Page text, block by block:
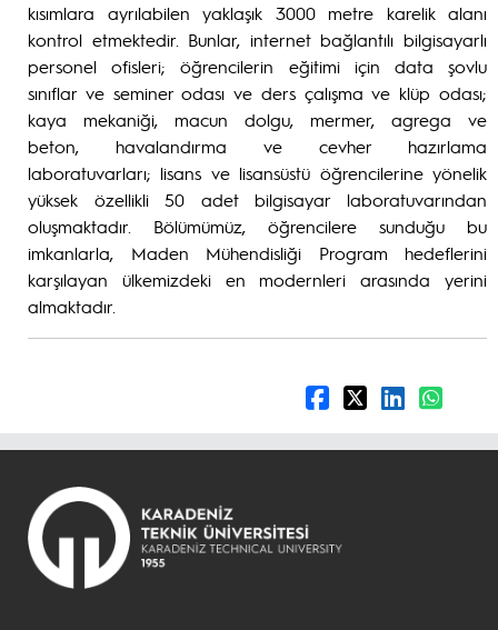
kısımlara ayrılabilen yaklaşık 3000 metre karelik alanı
kontrol etmektedir. Bunlar, internet bağlantılı bilgisayarlı
personel ofisleri; öğrencilerin eğitimi için data şovlu
sınıflar ve seminer odası ve ders çalışma ve klüp odası;
kaya mekaniği, macun dolgu, mermer, agrega ve
beton, havalandırma ve cevher hazırlama
laboratuvarları; lisans ve lisansüstü öğrencilerine yönelik
yüksek özellikli 50 adet bilgisayar laboratuvarından
oluşmaktadır. Bölümümüz, öğrencilere sunduğu bu
imkanlarla, Maden Mühendisliği Program hedeflerini
karşılayan ülkemizdeki en modernleri arasında yerini
almaktadır.